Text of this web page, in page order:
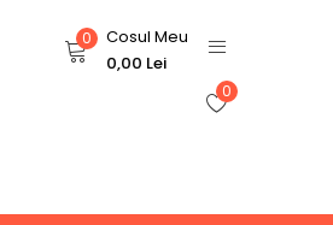
0
Cosul Meu
0,00 Lei
0